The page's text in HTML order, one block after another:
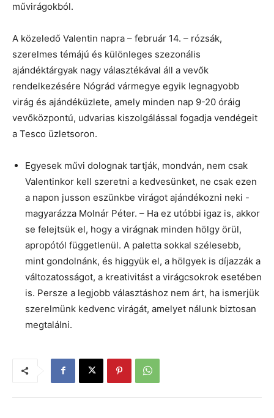
művirágokból.
A közeledő Valentin napra – február 14. – rózsák,
szerelmes témájú és különleges szezonális
ajándéktárgyak nagy választékával áll a vevők
rendelkezésére Nógrád vármegye egyik legnagyobb
virág és ajándéküzlete, amely minden nap 9-20 óráig
vevőközpontú, udvarias kiszolgálással fogadja vendégeit
a Tesco üzletsoron.
Egyesek művi dolognak tartják, mondván, nem csak
Valentinkor kell szeretni a kedvesünket, ne csak ezen
a napon jusson eszünkbe virágot ajándékozni neki -
magyarázza Molnár Péter. – Ha ez utóbbi igaz is, akkor
se felejtsük el, hogy a virágnak minden hölgy örül,
apropótól függetlenül. A paletta sokkal szélesebb,
mint gondolnánk, és higgyük el, a hölgyek is díjazzák a
változatosságot, a kreativitást a virágcsokrok esetében
is. Persze a legjobb választáshoz nem árt, ha ismerjük
szerelmünk kedvenc virágát, amelyet nálunk biztosan
megtalálni.